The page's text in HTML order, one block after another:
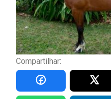
Compartilhar: